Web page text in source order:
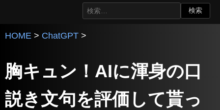
HOME > ChatGPT >
胸キュン！AIに渾身の口
説き文句を評価して貰っ